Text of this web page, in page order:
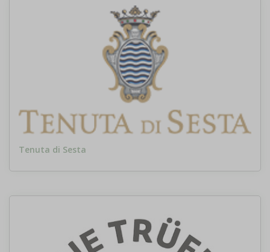
Tenuta di Sesta